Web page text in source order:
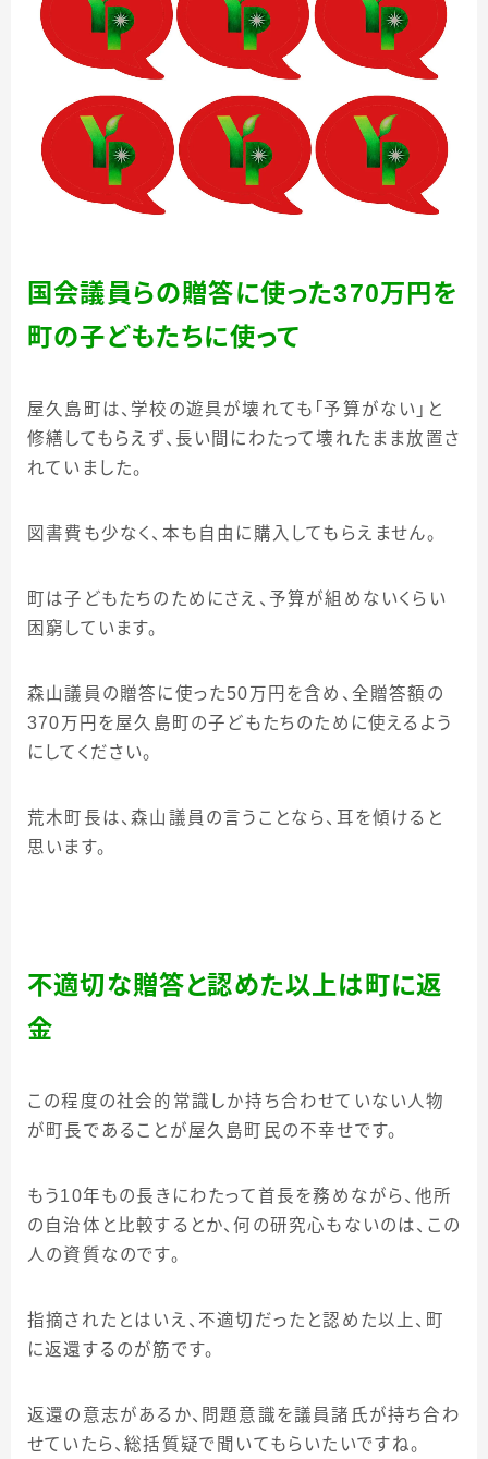
国会議員らの贈答に使った370万円を
町の子どもたちに使って
屋久島町は、学校の遊具が壊れても「予算がない」と
修繕してもらえず、長い間にわたって壊れたまま放置さ
れていました。
図書費も少なく、本も自由に購入してもらえません。
町は子どもたちのためにさえ、予算が組めないくらい
困窮しています。
森山議員の贈答に使った50万円を含め、全贈答額の
370万円を屋久島町の子どもたちのために使えるよう
にしてください。
荒木町長は、森山議員の言うことなら、耳を傾けると
思います。
不適切な贈答と認めた以上は町に返
金
この程度の社会的常識しか持ち合わせていない人物
が町長であることが屋久島町民の不幸せです。
もう10年もの長きにわたって首長を務めながら、他所
の自治体と比較するとか、何の研究心もないのは、この
人の資質なのです。
指摘されたとはいえ、不適切だったと認めた以上、町
に返還するのが筋です。
返還の意志があるか、問題意識を議員諸氏が持ち合わ
せていたら、総括質疑で聞いてもらいたいですね。